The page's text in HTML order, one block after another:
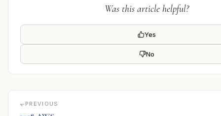
Was this article helpful?
Yes
No
PREVIOUS